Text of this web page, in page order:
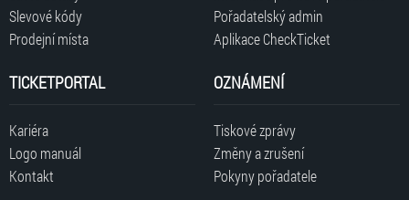
Slevové kódy
Prodejní místa
Pořadatelský admin
Aplikace CheckTicket
TICKETPORTAL
Kariéra
Logo manuál
Kontakt
OZNÁMENÍ
Tiskové zprávy
Změny a zrušení
Pokyny pořadatele